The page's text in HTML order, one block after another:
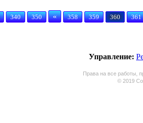
340 350 « 358 359 360 361
Управление:
Права на все работы,
© 2019